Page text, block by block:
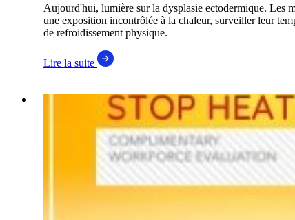
Aujourd'hui, lumière sur la dysplasie ectodermique. Les
une exposition incontrôlée à la chaleur, surveiller leur
de refroidissement physique.
Lire la suite